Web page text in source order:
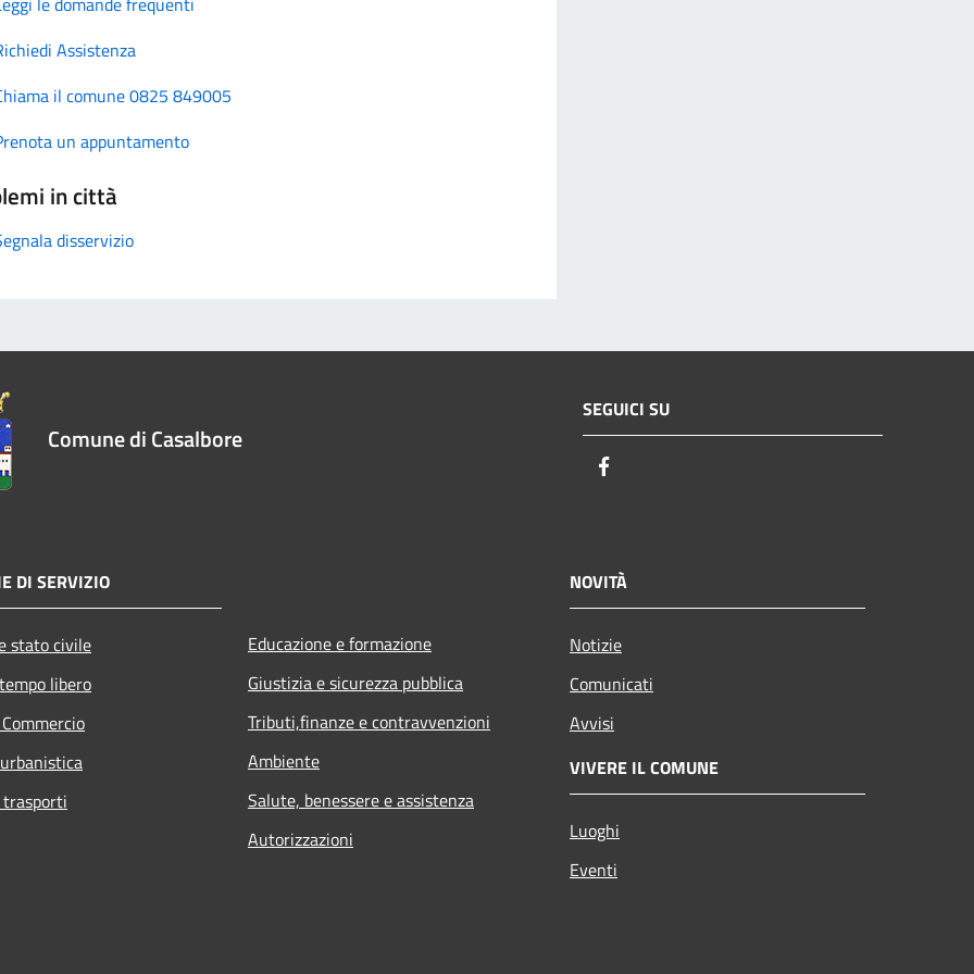
Assistenza
il comune 0825 849005
un appuntamento
in città
disservizio
Comune di Casalbore
SEGUICI SU
DI SERVIZIO
stato civile
libero
Educazione e formazione
Giustizia e sicurezza pubblica
Tributi,finanze e contravvenzioni
Ambiente
Salute, benessere e assistenza
Autorizzazioni
NOVITÀ
Notizie
Comunicati
Avvisi
VIVERE IL COMUNE
Luoghi
Eventi